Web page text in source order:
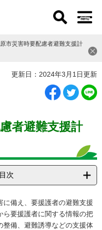
市災害時要配慮者避難支援計
更新日：2024年3月1日更新
者避難支援計
次
に備え、要援護者の避難支援
ら要援護者に関する情報の把
整備、避難誘導などの支援体